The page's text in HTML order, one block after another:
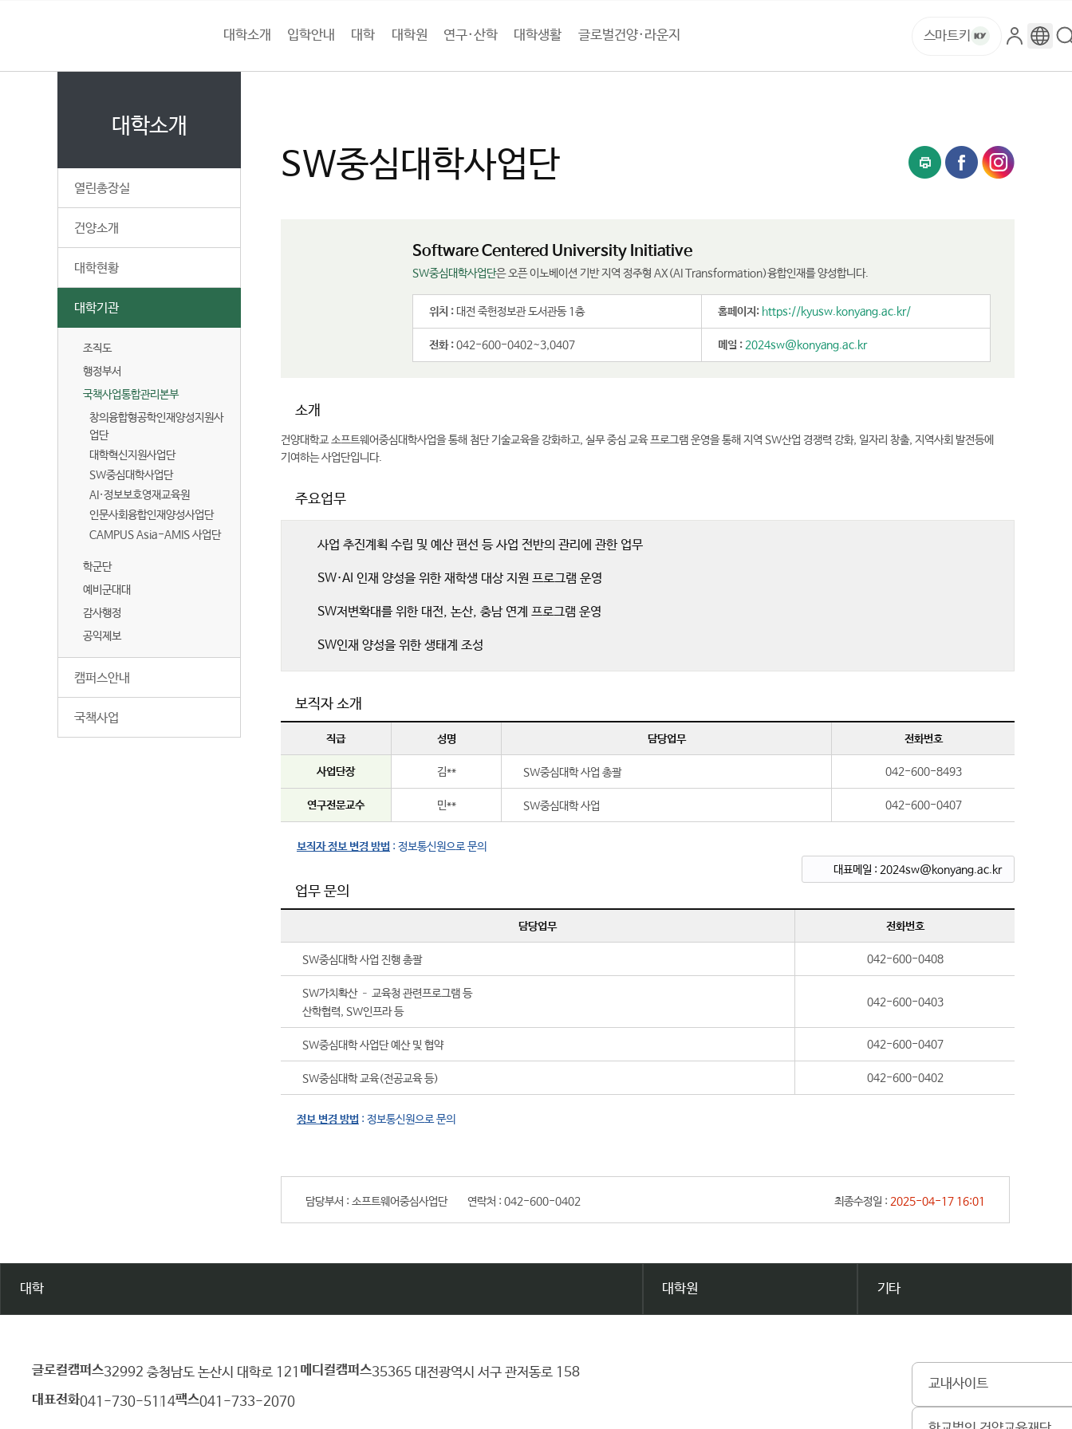
대학소개 입학안내 대학 대학원 연구·산학 대학생활 글로벌건양·라운지 스마트키
로
구
대학소개
열린총장실
건양소개
대학현황
대학기관
조직도
행정부서
국책사업통합관리본부
창의융합형공학인재양성지원사
업단
대학혁신지원사업단
SW중심대학사업단
AI·정보보호영재교육원
인문사회융합인재양성사업단
CAMPUS Asia-AMIS 사업단
학군단
예비군대대
감사행정
공익제보
캠퍼스안내
국책사업
로
SW중심대학사업단
Software Centered University Initiative
SW중심대학사업단은 오픈 이노베이션 기반 지역 정주형 AX(AI Transformation)융합인재를 양성합니다.
위치 : 대전 죽헌정보관 도서관동 1층 홈페이지: https://kyusw.konyang.ac.kr/
전화 :042-600-0402~3,0407 메일 : 2024sw@konyang.ac.kr
소개
건양대학교 소프트웨어중심대학사업을 통해 첨단 기술교육을 강화하고, 실무 중심 교육 프로그램 운영을 통해 지역 SW산업 경쟁력 강화, 일자리 창출, 지역사회 발전등에
기여하는 사업단입니다.
주요업무
사업 추진계획 수립 및 예산 편선 등 사업 전반의 관리에 관한 업무
SW·AI 인재 양성을 위한 재학생 대상 지원 프로그램 운영
SW저변확대를 위한 대전, 논산, 충남 연계 프로그램 운영
SW인재 양성을 위한 생태계 조성
보직자 소개
직급 성명 담당업무 전화번호
사업단장 김** SW중심대학 사업 총괄 042-600-8493
연구전문교수 민** SW중심대학 사업 042-600-0407
보직자 정보 변경 방법 : 정보통신원으로 문의
대표메일 : 2024sw@konyang.ac.kr
업무 문의
담당업무 전화번호
SW중심대학 사업 진행 총괄 042-600-0408
SW가치확산 – 교육청 관련프로그램 등
산학협력, SW인프라 등
042-600-0403
SW중심대학 사업단 예산 및 협약 042-600-0407
SW중심대학 교육(전공교육 등) 042-600-0402
정보 변경 방법 : 정보통신원으로 문의
담당부서 : 소프트웨어중심사업단 연락처 : 042-600-0402 최종수정일 : 2025-04-17 16:01
대학 대학원 기타
건
양
글로컬캠퍼스 32992 충청남도 논산시 대학로 121 메디컬캠퍼스 35365 대전광역시 서구 관저동로 158
대표전화 041-730-5114 팩스 041-733-2070
교내사이트